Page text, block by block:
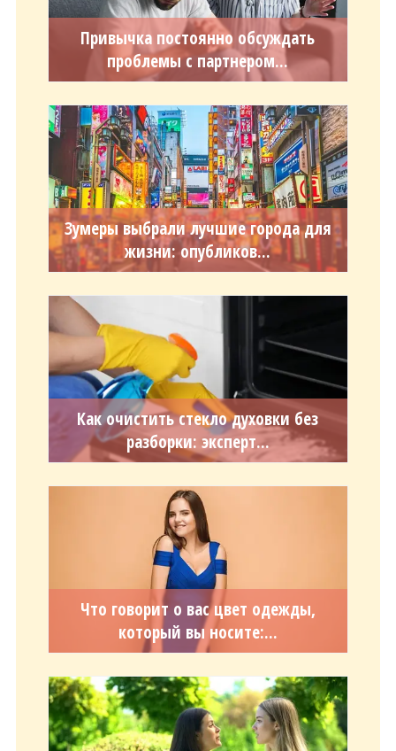
Привычка постоянно обсуждать
проблемы с партнером...
Зумеры выбрали лучшие города для
жизни: опубликов...
Как очистить стекло духовки без
разборки: эксперт...
Что говорит о вас цвет одежды,
который вы носите:...